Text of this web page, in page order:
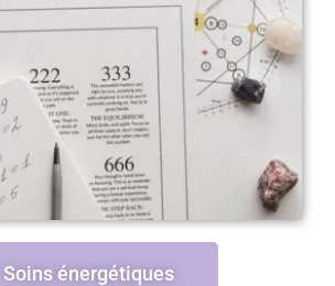
Soins énergétiques